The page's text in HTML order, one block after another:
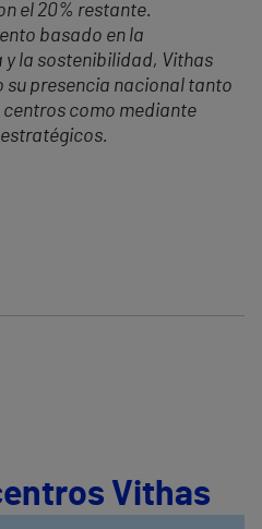
el 20% restante.
basado en la
la sostenibilidad, Vithas
su presencia nacional tanto
como mediante
Vithas